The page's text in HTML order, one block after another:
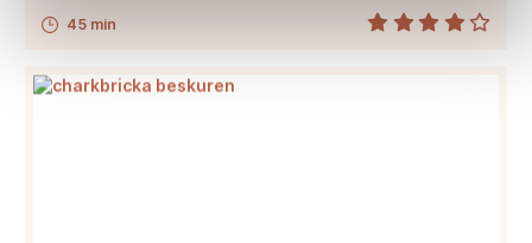
45 min